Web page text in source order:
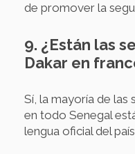
de promover la
9. ¿Están las
Dakar en
Sí, la mayoría de las
en todo Senegal
lengua oficial del